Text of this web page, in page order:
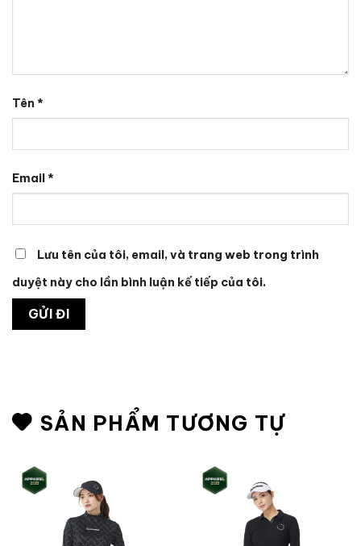
Tên *
Email*
Lưu tên của tôi, email, và trang web trong trình
duyệt này cho lần bình luận kế tiếp của tôi.
SẢN PHẨM TƯƠNG TỰ